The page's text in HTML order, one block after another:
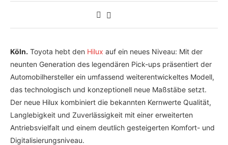
Köln. Toyota hebt den Hilux auf ein neues Niveau: Mit der
neunten Generation des legendären Pick-ups präsentiert der
Automobilhersteller ein umfassend weiterentwickeltes Modell,
das technologisch und konzeptionell neue Maßstäbe setzt.
Der neue Hilux kombiniert die bekannten Kernwerte Qualität,
Langlebigkeit und Zuverlässigkeit mit einer erweiterten
Antriebsvielfalt und einem deutlich gesteigerten Komfort- und
Digitalisierungsniveau.